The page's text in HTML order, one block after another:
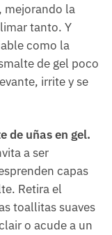
mejorando la
tanto. Y
como la
de gel poco
irrite y se
de uñas en gel.
a ser
capas
Retira el
toallitas suaves
o acude a un